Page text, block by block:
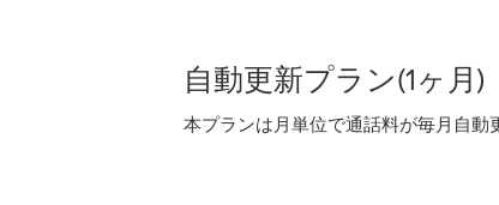
自動更新プラン(1ヶ月)
本プランは月単位で通話料が毎月自動